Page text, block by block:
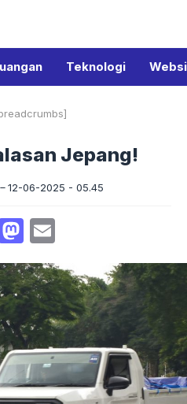
Teknologi
Jepang!
12-06-2025 - 05.45
Mastodon